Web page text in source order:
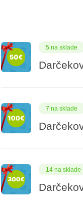
5 na sklade
7 na sklade
14 na sklade